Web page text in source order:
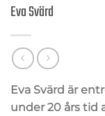
Eva Svärd
Eva Svärd är
under 20 års tid